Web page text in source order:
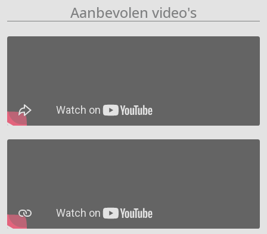
Aanbevolen video's